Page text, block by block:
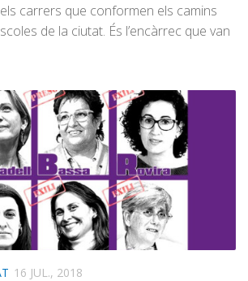
carrers que conformen els camins
de la ciutat. És l’encàrrec que van
16 JUL., 2018